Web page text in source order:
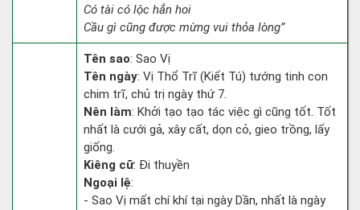
Có tài có lộc hẳn hoi
Cầu gì cũng được mừng vui thỏa lòng”
Tên sao: Sao Vị
Tên ngày: Vị Thổ Trĩ (Kiết Tú) tướng tinh con
chim trĩ, chủ trị ngày thứ 7.
Nên làm: Khởi tạo tạo tác việc gì cũng tốt. Tốt
nhất là cưới gả, xây cất, dọn cỏ, gieo trồng, lấy
giống.
Kiêng cữ: Đi thuyền
Ngoại lệ:
- Sao Vị mất chí khí tại ngày Dần, nhất là ngày